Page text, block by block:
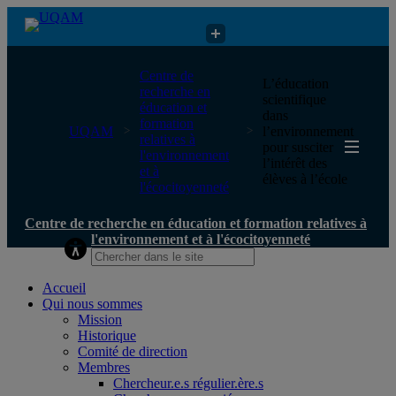
Centre de recherche en éducation et formation relatives à
l'environnement et à l'écocitoyenneté
UQAM
Centre de
recherche en
éducation et
formation
relatives à
l'environnement
et à
l'écocitoyenneté
L’éducation
scientifique
dans
l’environnement
pour susciter
l’intérêt des
élèves à l’école
Centre de recherche en éducation et formation relatives à
l'environnement et à l'écocitoyenneté
Accueil
Qui nous sommes
Mission
Historique
Comité de direction
Membres
Chercheur.e.s régulier.ère.s